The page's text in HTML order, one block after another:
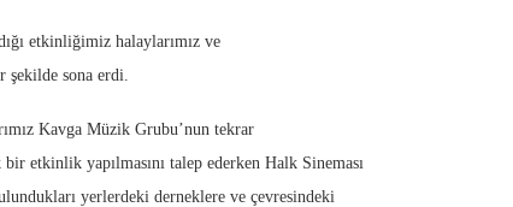
etkinliğimiz halaylarımız ve
şekilde sona erdi.
Kavga Müzik Grubu’nun tekrar
etkinlik yapılmasını talep ederken Halk Sineması
yerlerdeki derneklere ve çevresindeki